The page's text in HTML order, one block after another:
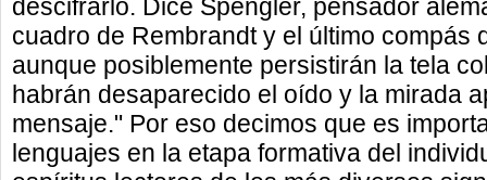
descifrarlo. Dice Spengler, pensador
cuadro de Rembrandt y el último compás
aunque posiblemente persistirán la tela
habrán desaparecido el oído y la mirada
mensaje." Por eso decimos que es
lenguajes en la etapa formativa del